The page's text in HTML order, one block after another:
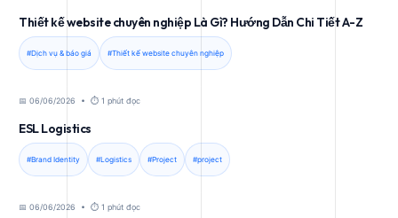
Thiết kế website chuyên nghiệp Là Gì? Hướng Dẫn Chi Tiết A-Z
#Dịch vụ & báo giá #Thiết kế website chuyên nghiệp
📅 06/06/2026 • ⏱️ 1 phút đọc
ESL Logistics
#Brand Identity #Logistics #Project #project
📅 06/06/2026 • ⏱️ 1 phút đọc